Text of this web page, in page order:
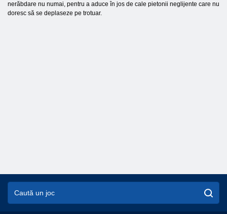
nerăbdare nu numai, pentru a aduce în jos de cale pietonii neglijente care nu
doresc să se deplaseze pe trotuar.